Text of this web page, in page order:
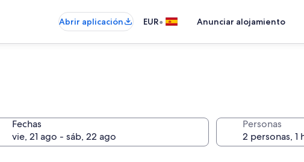
Abrir aplicación EUR• Anunciar alojamiento
Fechas Personas